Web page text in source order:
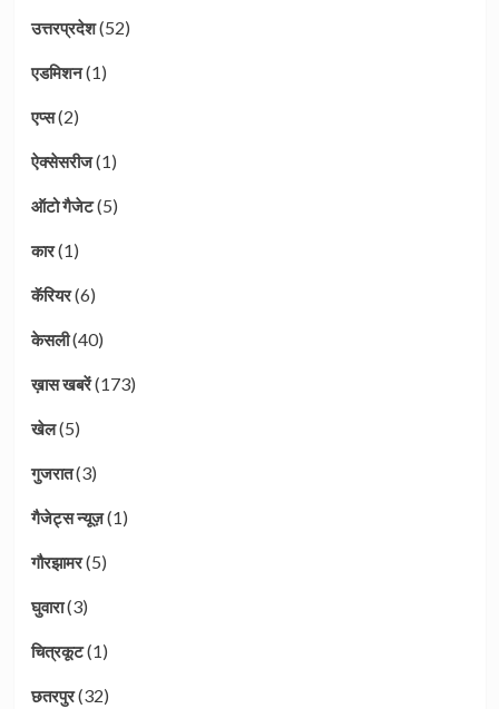
उत्तरप्रदेश(52)
एडमिशन(1)
एप्स(2)
ऐक्सेसरीज(1)
ऑटो गैजेट(5)
कार(1)
कॅरियर(6)
केसली(40)
ख़ास खबरें(173)
खेल(5)
गुजरात(3)
गैजेट्स न्यूज़(1)
गौरझामर(5)
घुवारा(3)
चित्रकूट(1)
छतरपुर(32)